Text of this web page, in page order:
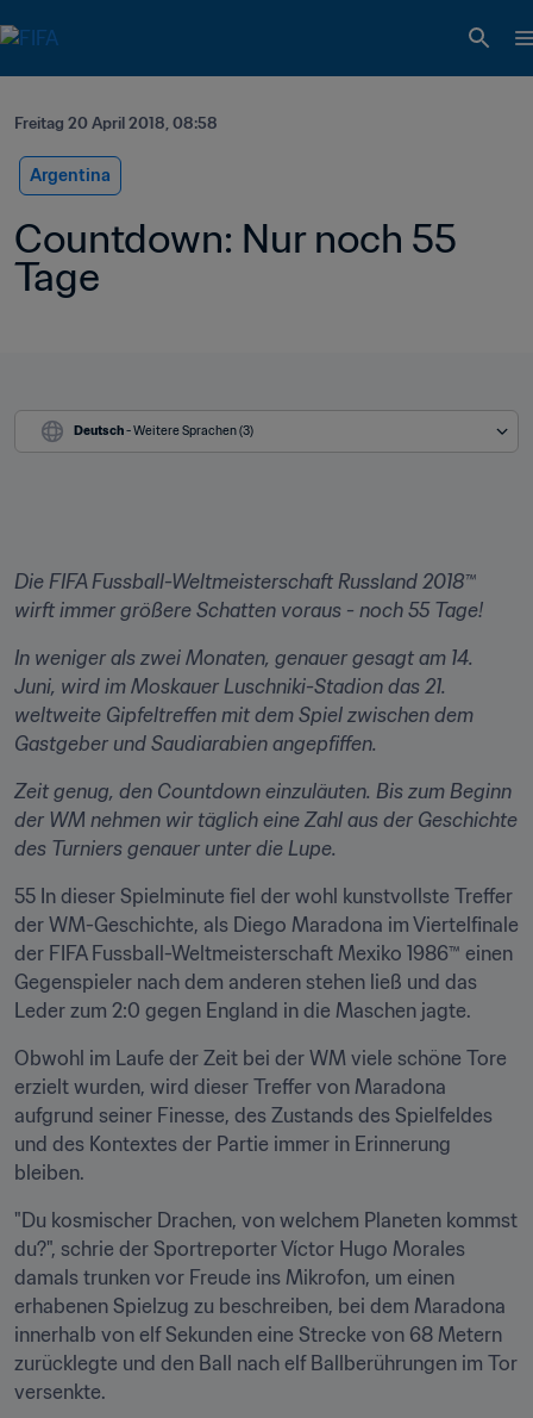
Freitag 20 April 2018, 08:58
Argentina
Countdown: Nur noch 55
Tage
Deutsch - Weitere Sprachen (3)
Die FIFA Fussball-Weltmeisterschaft Russland 2018™
wirft immer größere Schatten voraus - noch 55 Tage!
In weniger als zwei Monaten, genauer gesagt am 14.
Juni, wird im Moskauer Luschniki-Stadion das 21.
weltweite Gipfeltreffen mit dem Spiel zwischen dem
Gastgeber und Saudiarabien angepfiffen.
Zeit genug, den Countdown einzuläuten. Bis zum Beginn
der WM nehmen wir täglich eine Zahl aus der Geschichte
des Turniers genauer unter die Lupe.
55 In dieser Spielminute fiel der wohl kunstvollste Treffer
der WM-Geschichte, als Diego Maradona im Viertelfinale
der FIFA Fussball-Weltmeisterschaft Mexiko 1986™ einen
Gegenspieler nach dem anderen stehen ließ und das
Leder zum 2:0 gegen England in die Maschen jagte.
Obwohl im Laufe der Zeit bei der WM viele schöne Tore
erzielt wurden, wird dieser Treffer von Maradona
aufgrund seiner Finesse, des Zustands des Spielfeldes
und des Kontextes der Partie immer in Erinnerung
bleiben.
"Du kosmischer Drachen, von welchem Planeten kommst
du?", schrie der Sportreporter Víctor Hugo Morales
damals trunken vor Freude ins Mikrofon, um einen
erhabenen Spielzug zu beschreiben, bei dem Maradona
innerhalb von elf Sekunden eine Strecke von 68 Metern
zurücklegte und den Ball nach elf Ballberührungen im Tor
versenkte.